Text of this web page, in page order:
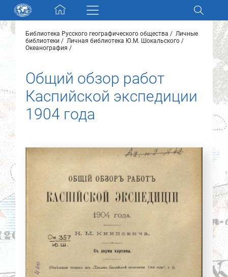
Skip navigation
Разделы и коллекции
Новости
О нас
Контакты
Партнеры
Библиотека Русского географического общества
Личные
библиотеки
Личная библиотека Ю.М. Шокальского
Океанография
Общий обзор работ
Каспийской экспедиции
1904 года